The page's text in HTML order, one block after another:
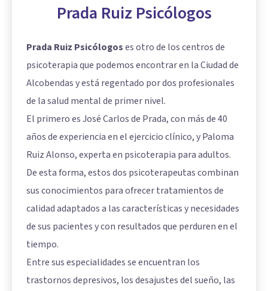
Prada Ruiz Psicólogos
Prada Ruiz Psicólogoses otro de los centros de
psicoterapia que podemos encontrar en la Ciudad de
Alcobendas y está regentado por dos profesionales
de la salud mental de primer nivel.
El primero es José Carlos de Prada, con más de 40
años de experiencia en el ejercicio clínico, y Paloma
Ruiz Alonso, experta en psicoterapia para adultos.
De esta forma, estos dos psicoterapeutas combinan
sus conocimientos para ofrecer tratamientos de
calidad adaptados a las características y necesidades
de sus pacientes y con resultados que perduren en el
tiempo.
Entre sus especialidades se encuentran los
trastornos depresivos, los desajustes del sueño, las